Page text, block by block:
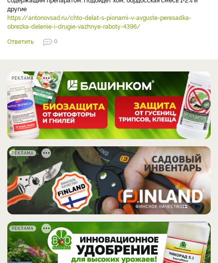
другие
https://antonovsad.ru/chto-delat-s-pionami-v-avguste-peresadka-
obrezka-delenie-i-drugie-vazhnye-raboty-4396/
Ответить
0
РЕКЛАМА
РЕКЛАМА
РЕКЛАМА